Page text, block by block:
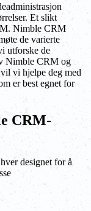
Et slikt
Nimble CRM
de varierte
utforske de
Nimble CRM og
vi hjelpe deg med
er best egnet for
CRM-
designet for å